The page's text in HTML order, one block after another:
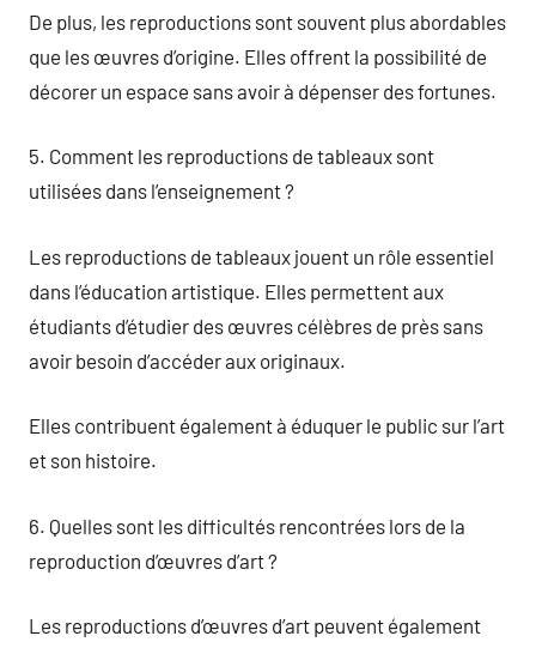
De plus, les reproductions sont souvent plus abordables
que les œuvres d’origine. Elles offrent la possibilité de
décorer un espace sans avoir à dépenser des fortunes.
5. Comment les reproductions de tableaux sont
utilisées dans l’enseignement ?
Les reproductions de tableaux jouent un rôle essentiel
dans l’éducation artistique. Elles permettent aux
étudiants d’étudier des œuvres célèbres de près sans
avoir besoin d’accéder aux originaux.
Elles contribuent également à éduquer le public sur l’art
et son histoire.
6. Quelles sont les difficultés rencontrées lors de la
reproduction d’œuvres d’art ?
Les reproductions d’œuvres d’art peuvent également